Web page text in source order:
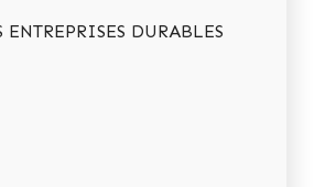
ENTREPRISES DURABLES